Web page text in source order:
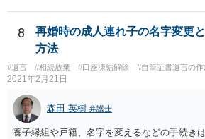
8
再婚時の成人連れ子の名字変更
方法
#遺言 #相続放棄 #口座凍結解除 #自筆証書遺言の作
2021年2月21日
森田 英樹 弁護士
養子縁組や戸籍、名字を変えるなどの手続き